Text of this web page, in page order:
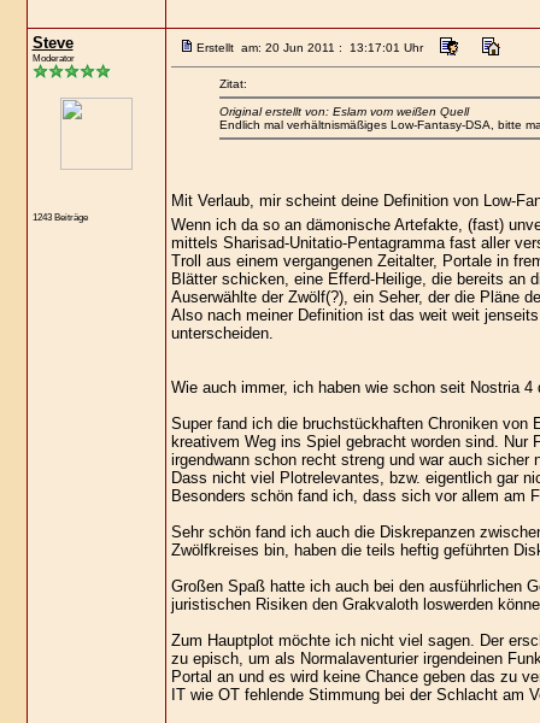
Steve
Moderator
1243 Beiträge
Erstellt am: 20 Jun 2011 : 13:17:01 Uhr
Zitat:
Original erstellt von: Eslam vom weißen Quell
Endlich mal verhältnismäßiges Low-Fantasy-DSA, bitte
Mit Verlaub, mir scheint deine Definition von Low-
Wenn ich da so an dämonische Artefakte, (fast)
mittels Sharisad-Unitatio-Pentagramma fast aller
Troll aus einem vergangenen Zeitalter, Portale in
Blätter schicken, eine Efferd-Heilige, die bereits an
Auserwählte der Zwölf(?), ein Seher, der die Pläne
Also nach meiner Definition ist das weit weit
unterscheiden.
Wie auch immer, ich haben wie schon seit Nostria
Super fand ich die bruchstückhaften Chroniken von
kreativem Weg ins Spiel gebracht worden sind.
irgendwann schon recht streng und war auch sicher
Dass nicht viel Plotrelevantes, bzw. eigentlich gar
Besonders schön fand ich, dass sich vor allem am
Sehr schön fand ich auch die Diskrepanzen
Zwölfkreises bin, haben die teils heftig geführten
Großen Spaß hatte ich auch bei den ausführlichen
juristischen Risiken den Grakvaloth loswerden
Zum Hauptplot möchte ich nicht viel sagen. Der
zu episch, um als Normalaventurier irgendeinen
Portal an und es wird keine Chance geben das zu
IT wie OT fehlende Stimmung bei der Schlacht am